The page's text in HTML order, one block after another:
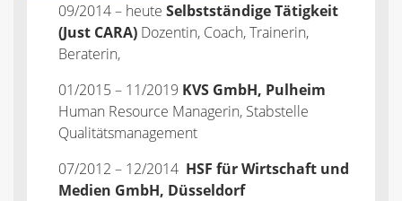
09/2014 – heute Selbstständige Tätigkeit
(Just CARA) Dozentin, Coach, Trainerin,
Beraterin,
01/2015 – 11/2019 KVS GmbH, Pulheim
Human Resource Managerin, Stabstelle
Qualitätsmanagement
07/2012 – 12/2014 HSF für Wirtschaft und
Medien GmbH, Düsseldorf